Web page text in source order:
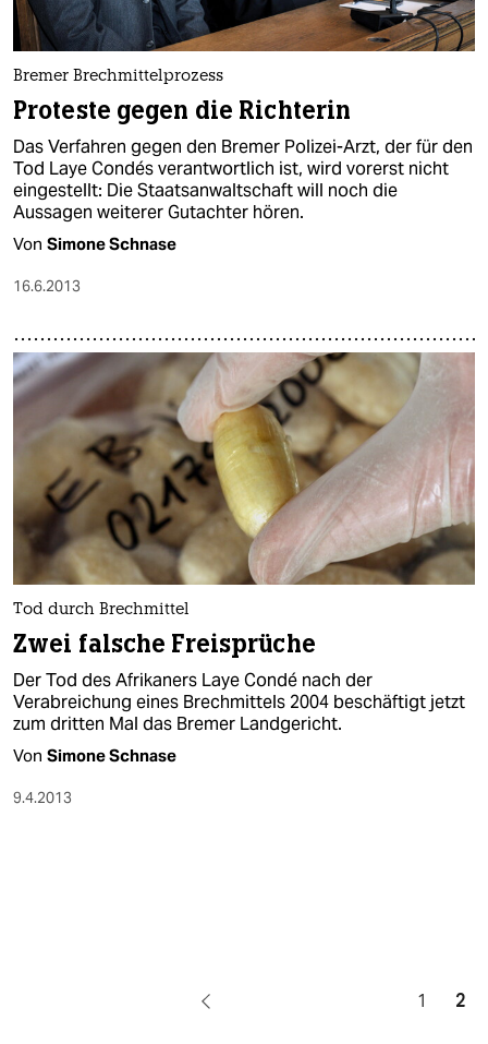
Bremer Brechmittelprozess
Proteste gegen die Richterin
Das Verfahren gegen den Bremer Polizei-Arzt, der für den
Tod Laye Condés verantwortlich ist, wird vorerst nicht
eingestellt: Die Staatsanwaltschaft will noch die
Aussagen weiterer Gutachter hören.
Von Simone Schnase
16.6.2013
Tod durch Brechmittel
Zwei falsche Freisprüche
Der Tod des Afrikaners Laye Condé nach der
Verabreichung eines Brechmittels 2004 beschäftigt jetzt
zum dritten Mal das Bremer Landgericht.
Von Simone Schnase
9.4.2013
1 2